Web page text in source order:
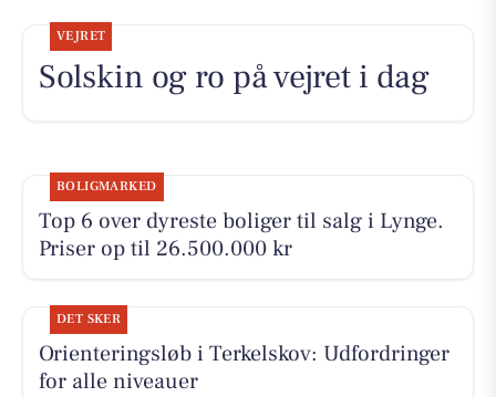
VEJRET
Solskin og ro på vejret i dag
BOLIGMARKED
Top 6 over dyreste boliger til salg i Lynge.
Priser op til 26.500.000 kr
DET SKER
Orienteringsløb i Terkelskov: Udfordringer
for alle niveauer